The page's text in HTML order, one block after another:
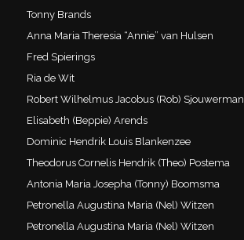
Tonny Brands
Anna Maria Theresia “Annie” van Hulsen
Fred Spierings
Ria de Wit
Robert Wilhelmus Jacobus (Rob) Sjouwerman
Elisabeth (Beppie) Arends
Dominic Hendrik Louis Blankenzee
Theodorus Cornelis Hendrik (Theo) Postema
Antonia Maria Josepha (Tonny) Boomsma
Petronella Augustina Maria (Nel) Witzen
Petronella Augustina Maria (Nel) Witzen